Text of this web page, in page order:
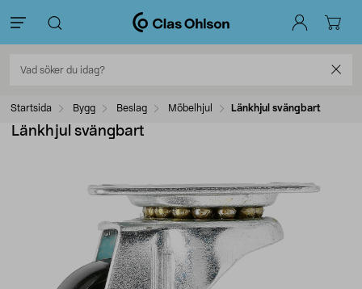
Startsida Bygg Beslag Möbelhjul Länkhjul svängbart
Länkhjul svängbart